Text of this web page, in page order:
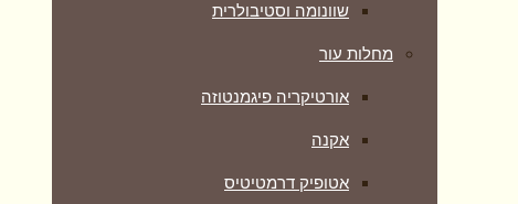
שוונומה וסטיבולרית
מחלות עור
אורטיקריה פיגמנטוזה
אקנה
אטופיק דרמטיטיס